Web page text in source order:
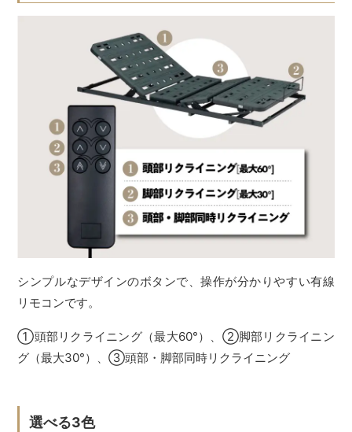
シンプルなデザインのボタンで、操作が分かりやすい有線
リモコンです。
①頭部リクライニング（最大60°）、②脚部リクライニン
グ（最大30°）、③頭部・脚部同時リクライニング
選べる3色